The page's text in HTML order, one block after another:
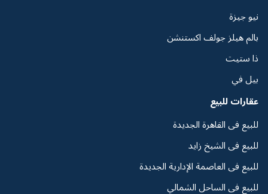
نيو جيزة
بالم هيلز جولف اكستنشن
ذا ستيت
بيل في
عقارات للبيع
للبيع فى القاهرة الجديدة
للبيع فى الشيخ زايد
للبيع فى العاصمة الإدارية الجديدة
للبيع فى الساحل الشمالي